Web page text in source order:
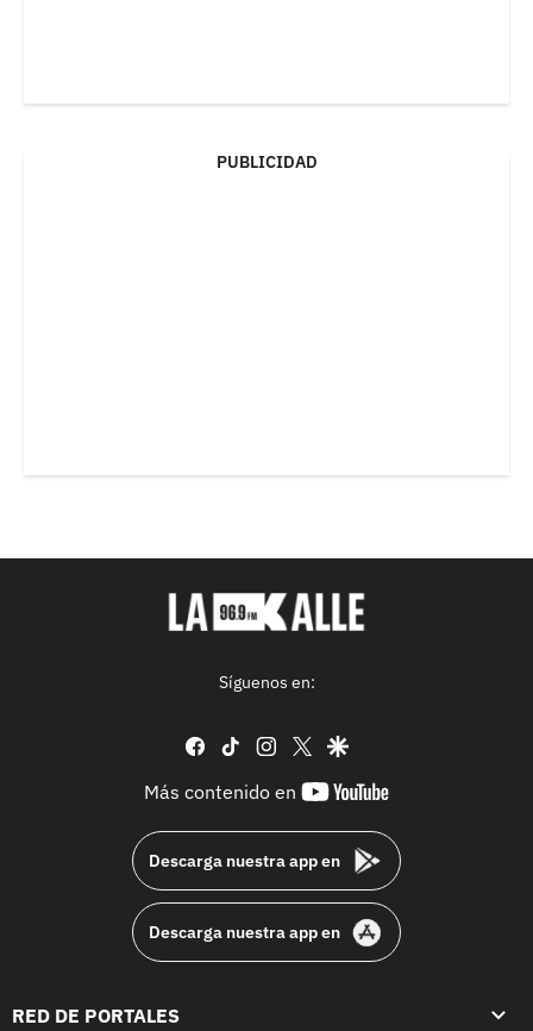
PUBLICIDAD
Síguenos en:
facebook
tiktok instagram
twittergoogle
Más contenido en
youtube-
Descarga nuestra app en
Descarga nuestra app en
RED DE PORTALES